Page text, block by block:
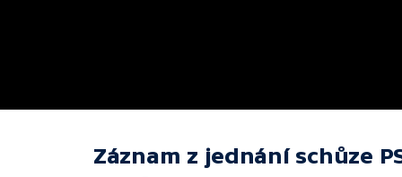
Záznam z jednání schůze